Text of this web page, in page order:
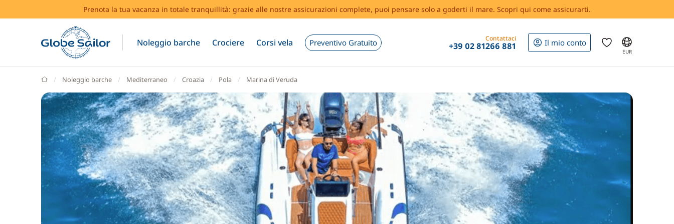
Prenota la tua vacanza in totale tranquillità: grazie alle nostre assicurazioni complete, puoi pensare solo a goderti il mare. Scopri qui come assicurarti.
Noleggio barche Crociere Corsi vela Preventivo Gratuito Contattaci
+39 02 81266 881 Il mio conto
EUR
GlobeSailor
Noleggio barche Mediterraneo Croazia Pola Marina di Veruda